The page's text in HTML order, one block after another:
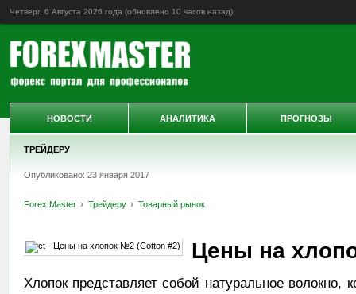
Четверг, 6 Августа 2026 года (обновлено 10 часов назад)
ТРЕЙДЕРУ
Опубликовано: 23 января 2017
Forex Master Трейдеру Товарный рынок
Цены на
Хлопок представляет собой натуральное волокно,
НОВОСТИ АНАЛИТИКА ПРОГНОЗЫ